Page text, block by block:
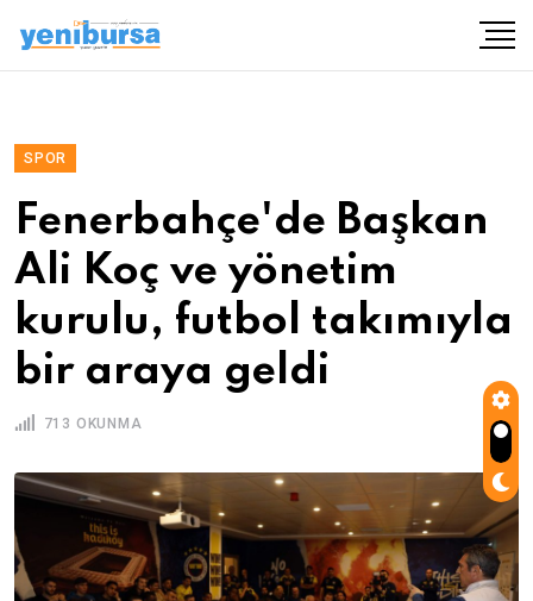
SPOR
Fenerbahçe'de Başkan
Ali Koç ve yönetim
kurulu, futbol takımıyla
bir araya geldi
713 OKUNMA